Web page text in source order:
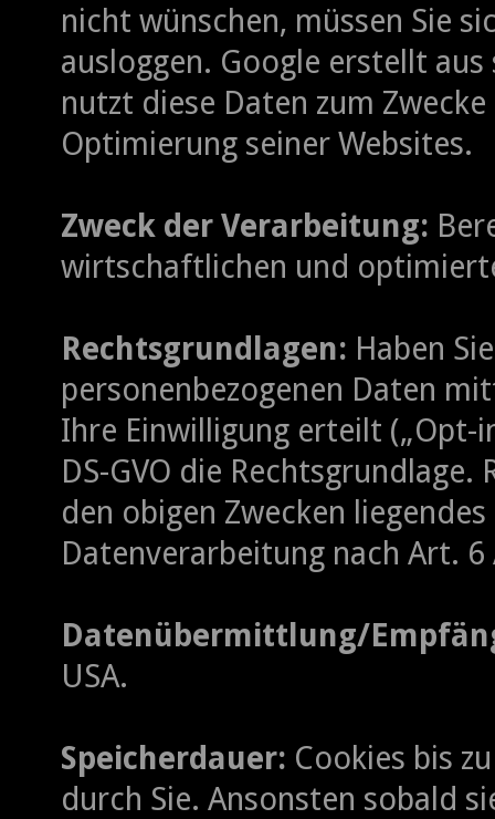
nicht wünschen, müssen Sie
ausloggen. Google erstellt
nutzt diese Daten zum
Optimierung seiner Websites.
Zweck der Verarbeitung:
wirtschaftlichen und
Rechtsgrundlagen: Haben
personenbezogenen Daten
Ihre Einwilligung erteilt („Opt-
DS-GVO die
den obigen Zwecken
Datenverarbeitung nach Art. 6
Datenübermittlung/
USA.
Speicherdauer: Cookies bis
durch Sie. Ansonsten sobald